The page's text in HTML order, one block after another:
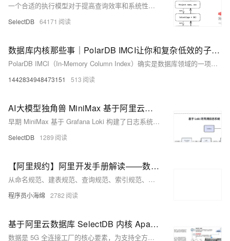
一个合适的执行模型对于提高查询效率和系统性能至关重要。本文全面剖析 Apache Doris Pipeline 执行模型的设计与改造历程，并在 2.1 版本对并发执行模式与调度模式进一步优化，解决了执行并发受限、执行及调度开销大等问题。
SelectDB 64171
数据库内核那些事｜PolarDB IMCI让你和复杂低效的子查询说拜拜
PolarDB IMCI（In-Memory Column Index）确实是数据库领域的一项重要技术，特别是当它面对复杂和低效的子查询时，表现尤为出色。以下是关于PolarDB IMCI如何助力解决
1442834948473151 513
AI大模型独角兽 MiniMax 基于阿里云数据库 SelectDB 版内核 Apache Doris 升级日志系统，PB 数据秒级查询响应
早期 MiniMax 基于 Grafana Loki 构建了日志系统，在资源消耗、写入性能及系统稳定性上都面临巨大的挑战。为此 MiniMax 开始寻找全新的日志系统方案，并基于阿里云数据库 SelectDB 版内核 Apache Doris 升级了日志系统，新系统已接入 MiniMax 内部所有业务线日志数据，数据规模为 PB 级， 整体可用性达到 99.9% 以上，10 亿级日志数据的检索速度可实现秒级响应。
SelectDB 1289
【阿里规约】阿里开发手册解读——数据库和ORM篇
从命名规范、建表规范、查询规范、索引规范、操作规范等角度出发，详细阐述MySQL数据库使用过程中所需要遵循的各种规范。
程序员小海绵 2782
基于阿里云数据库 SelectDB 内核 Apache Doris 的实时/离线一体化架构，赋能中国联通 5G 全连接工厂解决方案
数据是 5G 全连接工厂的核心要素，为支持全方位的数据收集、存储、分析等工作的高效进行，联通 5G 全连接工厂从典型的 Lambda 架构演进为 All in [Apache Doris](https://c.d4t.cn/vwDf8R) 的实时/离线一体化架构，并凭借 Doris 联邦查询能力打造统一查询网关，数据处理及查询链路大幅简化，为联通 5G 全连接工厂带来数据时效性、查询响应、存储成本、开发效率全方位的提升。